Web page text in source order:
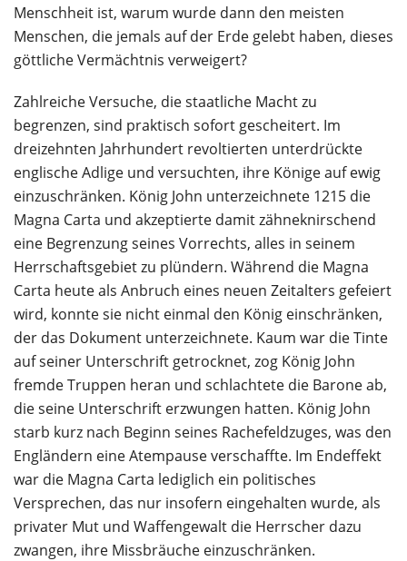
Menschheit ist, warum wurde dann den meisten
Menschen, die jemals auf der Erde gelebt haben, dieses
göttliche Vermächtnis verweigert?
Zahlreiche Versuche, die staatliche Macht zu
begrenzen, sind praktisch sofort gescheitert. Im
dreizehnten Jahrhundert revoltierten unterdrückte
englische Adlige und versuchten, ihre Könige auf ewig
einzuschränken. König John unterzeichnete 1215 die
Magna Carta und akzeptierte damit zähneknirschend
eine Begrenzung seines Vorrechts, alles in seinem
Herrschaftsgebiet zu plündern. Während die Magna
Carta heute als Anbruch eines neuen Zeitalters gefeiert
wird, konnte sie nicht einmal den König einschränken,
der das Dokument unterzeichnete. Kaum war die Tinte
auf seiner Unterschrift getrocknet, zog König John
fremde Truppen heran und schlachtete die Barone ab,
die seine Unterschrift erzwungen hatten. König John
starb kurz nach Beginn seines Rachefeldzuges, was den
Engländern eine Atempause verschaffte. Im Endeffekt
war die Magna Carta lediglich ein politisches
Versprechen, das nur insofern eingehalten wurde, als
privater Mut und Waffengewalt die Herrscher dazu
zwangen, ihre Missbräuche einzuschränken.